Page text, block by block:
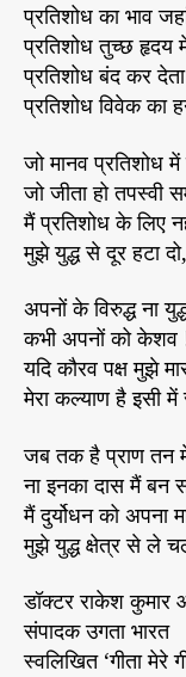
प्रतिशोध का भाव
प्रतिशोध तुच्छ
प्रतिशोध बंद कर
प्रतिशोध विवेक का
जो मानव प्रतिशोध
जो जीता हो तपस्वी
मैं प्रतिशोध के लिए
मुझे युद्ध से दूर हटा
अपनों के विरुद्ध ना
कभी अपनों को केशव !
यदि कौरव पक्ष मुझे
मेरा कल्याण है इसी
जब तक है प्राण तन
ना इनका दास मैं बन
मैं दुर्योधन को अपना
मुझे युद्ध क्षेत्र से ले
डॉक्टर राकेश कुमार
संपादक उगता भारत
स्वलिखित ‘गीता मेरे